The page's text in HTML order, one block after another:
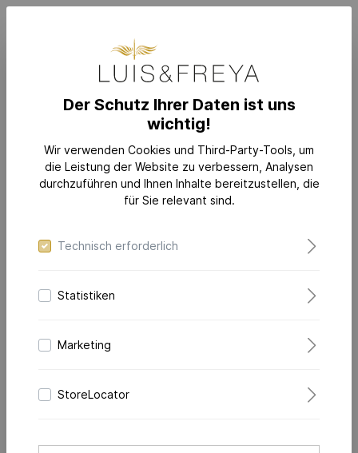
KATEGORIEN Ohrringe
Poem Ohrringe 2.0
Der Schutz Ihrer Daten ist uns
wichtig!
Wir verwenden Cookies und Third-Party-Tools, um
die Leistung der Website zu verbessern, Analysen
durchzuführen und Ihnen Inhalte bereitzustellen, die
für Sie relevant sind.
Technisch erforderlich
Statistiken
Marketing
StoreLocator